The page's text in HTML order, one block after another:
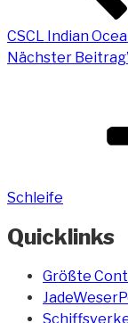
CSCL Indian
Nächster Beitrag
Schleife
Quicklinks
Größte